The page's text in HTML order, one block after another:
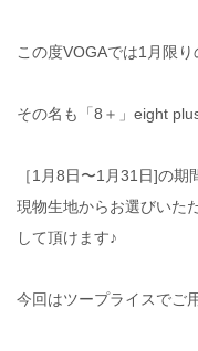
この度VOGAでは1月限
その名も「8＋」eight
［1月8日〜1月31日]の期
現物生地からお選びいた
して頂けます♪
今回はツープライスでご